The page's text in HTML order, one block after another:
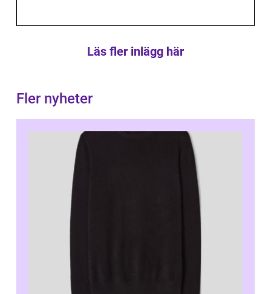
Läs fler inlägg här
Fler nyheter